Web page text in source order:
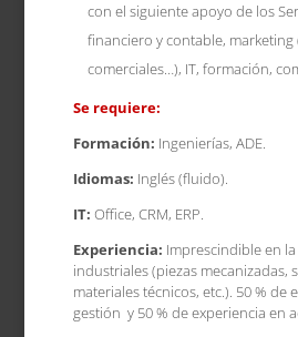
con el siguiente apoyo de los
financiero y contable, marketing
comerciales…), IT, formación,
Se requiere:
Formación: Ingenierías, ADE.
Idiomas: Inglés (fluido).
IT:Office, CRM, ERP.
Experiencia: Imprescindible en la
industriales (piezas mecanizadas,
materiales técnicos, etc.). 50 % de
gestión y 50 % de experiencia en